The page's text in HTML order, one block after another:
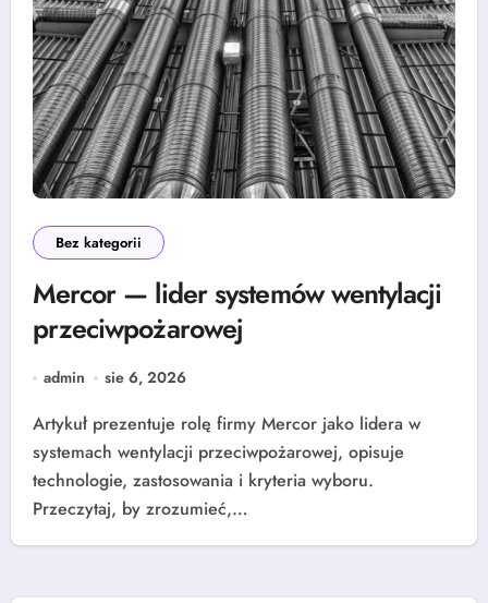
Bez kategorii
Mercor — lider systemów wentylacji
przeciwpożarowej
admin sie 6, 2026
Artykuł prezentuje rolę firmy Mercor jako lidera w
systemach wentylacji przeciwpożarowej, opisuje
technologie, zastosowania i kryteria wyboru.
Przeczytaj, by zrozumieć,…